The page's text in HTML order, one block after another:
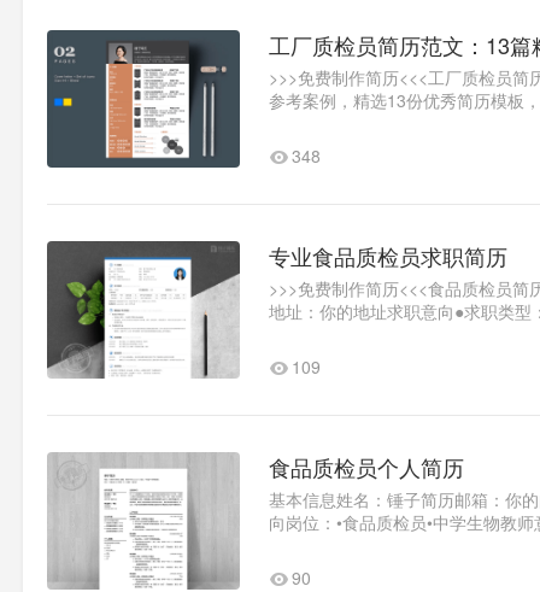
工厂质检员简历范文：13
>>>免费制作简历<<<工厂质检员
参考案例，精选13份优秀简历模板
348
专业食品质检员求职简历
>>>免费制作简历<<<食品质检员
地址：你的地址求职意向●求职类
109
食品质检员个人简历
基本信息姓名：锤子简历邮箱：你
向岗位：•食品质检员•中学生物教
90